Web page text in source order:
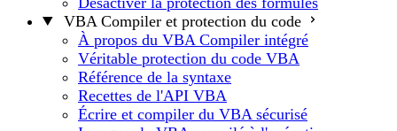
VBA Compiler et protection du code
À propos du VBA Compiler intégré
Véritable protection du code VBA
Référence de la syntaxe
Recettes de l'API VBA
Écrire et compiler du VBA sécurisé